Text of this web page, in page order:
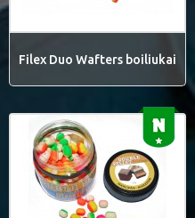
Filex Duo Wafters boiliukai